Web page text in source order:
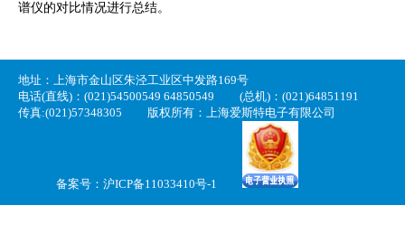
谱仪的对比情况进行总结。
地址：上海市金山区朱泾工业区中发路169号
电话(直线)：(021)54500549 64850549
(总机)：(021)64851191
传真:(021)57348305
版权所有：上海爱斯特电子有限公司
备案号： 沪ICP备11033410号-1